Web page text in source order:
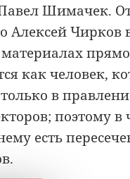
Шимачек.
Алексей Чирков
прямо
как человек,
в
поэтому в
есть